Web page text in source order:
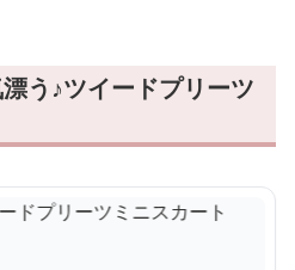
う♪ツイードプリーツ